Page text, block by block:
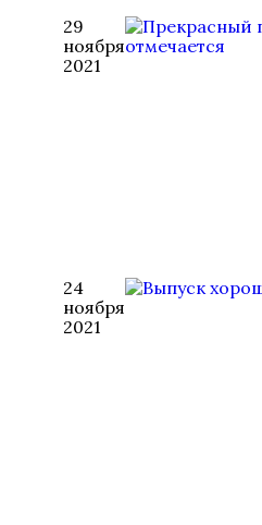
29
ноября
2021
24
ноября
2021